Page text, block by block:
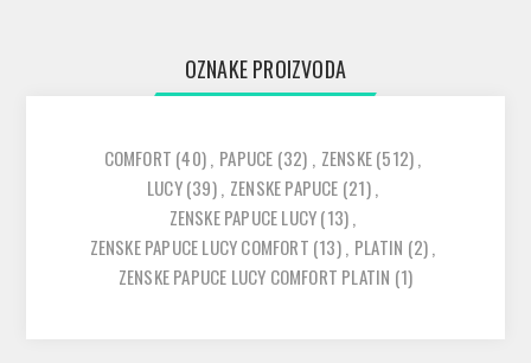
OZNAKE PROIZVODA
COMFORT (40), PAPUCE (32) , ZENSKE(512),
LUCY(39), ZENSKE PAPUCE (21),
ZENSKE PAPUCE LUCY(13),
ZENSKE PAPUCE LUCY COMFORT (13), PLATIN (2),
ZENSKE PAPUCE LUCY COMFORT PLATIN (1)